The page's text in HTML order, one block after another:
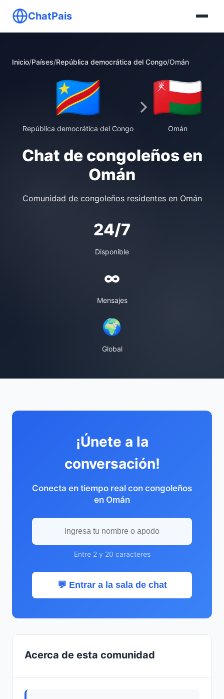
ChatPais
Inicio/Países/República democrática del Congo/Omán
República democrática del Congo Omán
Chat de congoleños en
Omán
Comunidad de congoleños residentes en Omán
24/7
Disponible
∞
Mensajes
🌍
Global
¡Únete a la
conversación!
Conecta en tiempo real con congoleños
en Omán
Entre 2 y 20 caracteres
💬 Entrar a la sala de chat
Acerca de esta comunidad